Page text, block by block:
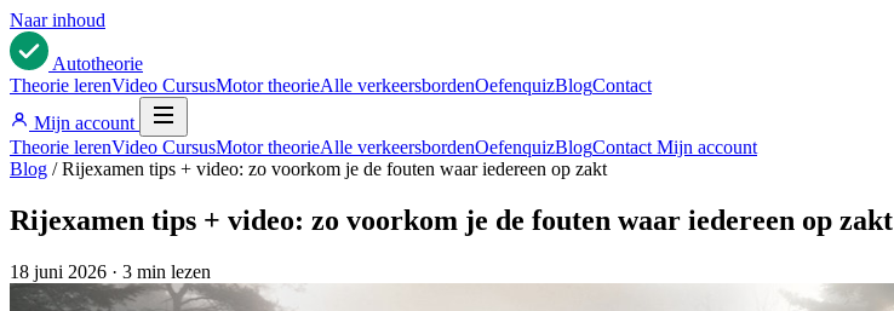
Naar inhoud
Autotheorie
Theorie lerenVideo CursusMotor theorieAlle verkeersbordenOefenquizBlogContact
Mijn account
Theorie lerenVideo CursusMotor theorieAlle verkeersbordenOefenquizBlogContact Mijn account
Blog / Rijexamen tips + video: zo voorkom je de fouten waar iedereen op zakt
Rijexamen tips + video: zo voorkom je de fouten waar iedereen op zakt
18 juni 2026 · 3 min lezen